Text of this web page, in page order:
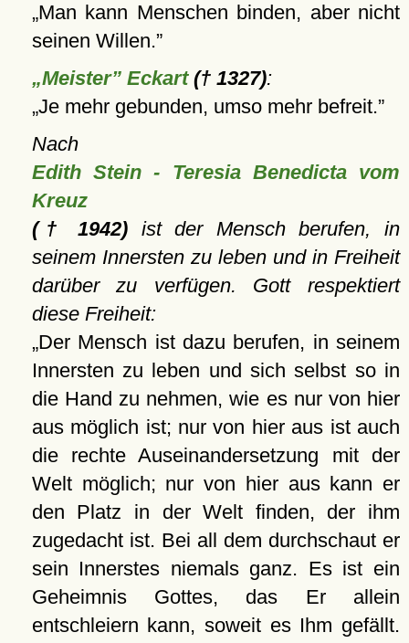
Man kann Menschen binden, aber nicht
seinen Willen.
„Meister” Eckart(† 1327):
Je mehr gebunden, umso mehr befreit.
Nach
Edith Stein - Teresia Benedicta vom
Kreuz
(† 1942) ist der Mensch berufen, in
seinem Innersten zu leben und in Freiheit
darüber zu verfügen. Gott respektiert
diese Freiheit:
Der Mensch ist dazu berufen, in seinem
Innersten zu leben und sich selbst so in
die Hand zu nehmen, wie es nur von hier
aus möglich ist; nur von hier aus ist auch
die rechte Auseinandersetzung mit der
Welt möglich; nur von hier aus kann er
den Platz in der Welt finden, der ihm
zugedacht ist. Bei all dem durchschaut er
sein Innerstes niemals ganz. Es ist ein
Geheimnis Gottes, das Er allein
entschleiern kann, soweit es Ihm gefällt.